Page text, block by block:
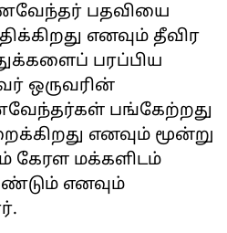
பதவியை
எனவும் தீவிர
பரப்பிய
ஒருவரின்
பங்கேற்றது
எனவும் மூன்று
கேரள மக்களிடம்
எனவும்